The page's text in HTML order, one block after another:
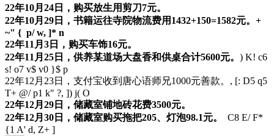
22年10月24日，购买放生用剪刀7元。
22年10月29日，书籍运往寺院物流费用1432+150=1582元。 +
~" { p/ w, ]* n
22年11月3日，购买车饰16元。
22年11月25日，供养某道场大盘香和供桌合计5600元。 ) K! c6
s! o7 v$ v0 }$ p
22年12月23日，支付宝收到唐心语师兄1000元善款。 , [: D5 q5
T+ @/ p1 k" ?, ]) j( O
22年12月29日，储藏室铺地砖花费3500元。
22年12月30日，储藏室购买拖把205、灯泡98.1元。
C8 E/ F*
{1 A' d, Z+ ]